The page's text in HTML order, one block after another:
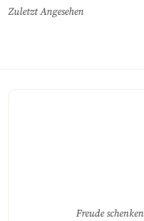
Zuletzt Angesehen
Freude schenken